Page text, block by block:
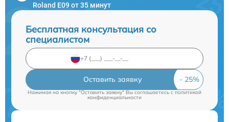
Roland E09 от 35 минут
Бесплатная консультация со
специалистом
Оставить заявку
Нажимая на кнопку "Оставить заявку" Вы соглашаетесь cполитикой
конфиденциальности